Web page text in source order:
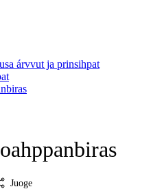
árvvut ja prinsihpat
Juoge